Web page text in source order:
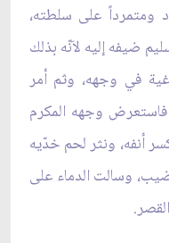
ومتمرداً على سلطته،
ضيفه إليه لاَنّه بذلك
في وجهه، وثم أمر
فاستعرض وجهه المكرم
أنفه، ونثر لحم خدّيه
وسالت الدماء على